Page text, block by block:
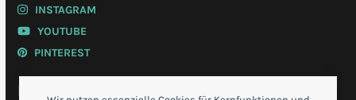
INSTAGRAM
YOUTUBE
PINTEREST
MEIN KONTO